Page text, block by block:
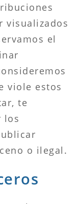
visualizados
el
viole estos
te
los
o ilegal.